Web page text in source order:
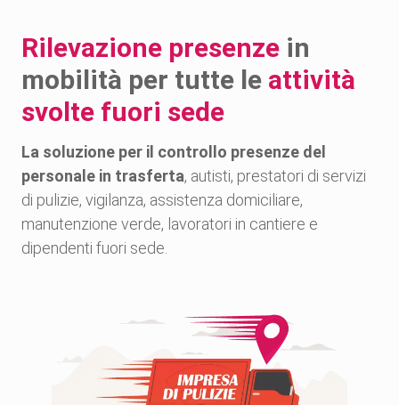
Gestione in cloud dei
dipendenti
Esporta i
consulente
Rilevazione presenze in
mobilità per tutte le attività
svolte fuori sede
La soluzione per il controllo presenze del
personale in trasferta, autisti, prestatori di servizi
di pulizie, vigilanza, assistenza domiciliare,
manutenzione verde, lavoratori in cantiere e
dipendenti fuori sede.